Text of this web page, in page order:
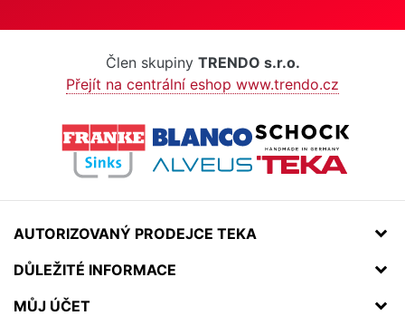
Člen skupiny TRENDO s.r.o.
Přejít na centrální eshop www.trendo.cz
AUTORIZOVANÝ PRODEJCE TEKA
DŮLEŽITÉ INFORMACE
MŮJ ÚČET